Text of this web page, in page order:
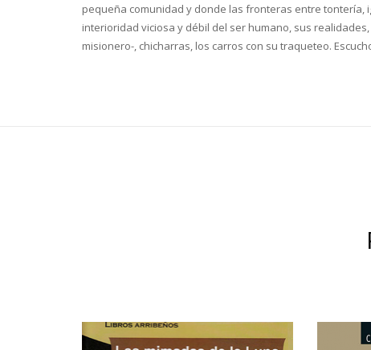
pequeña comunidad y donde las fronteras entre tontería,
interioridad viciosa y débil del ser humano, sus
misionero-, chicharras, los carros con su traqueteo.